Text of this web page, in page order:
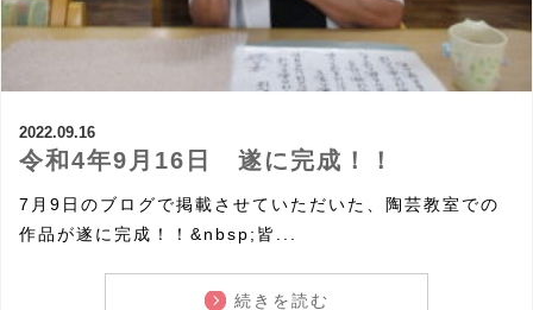
2022.09.16
令和4年9月16日 遂に完成！！
7月9日のブログで掲載させていただいた、陶芸教室での
作品が遂に完成！！&nbsp;皆...
続きを読む